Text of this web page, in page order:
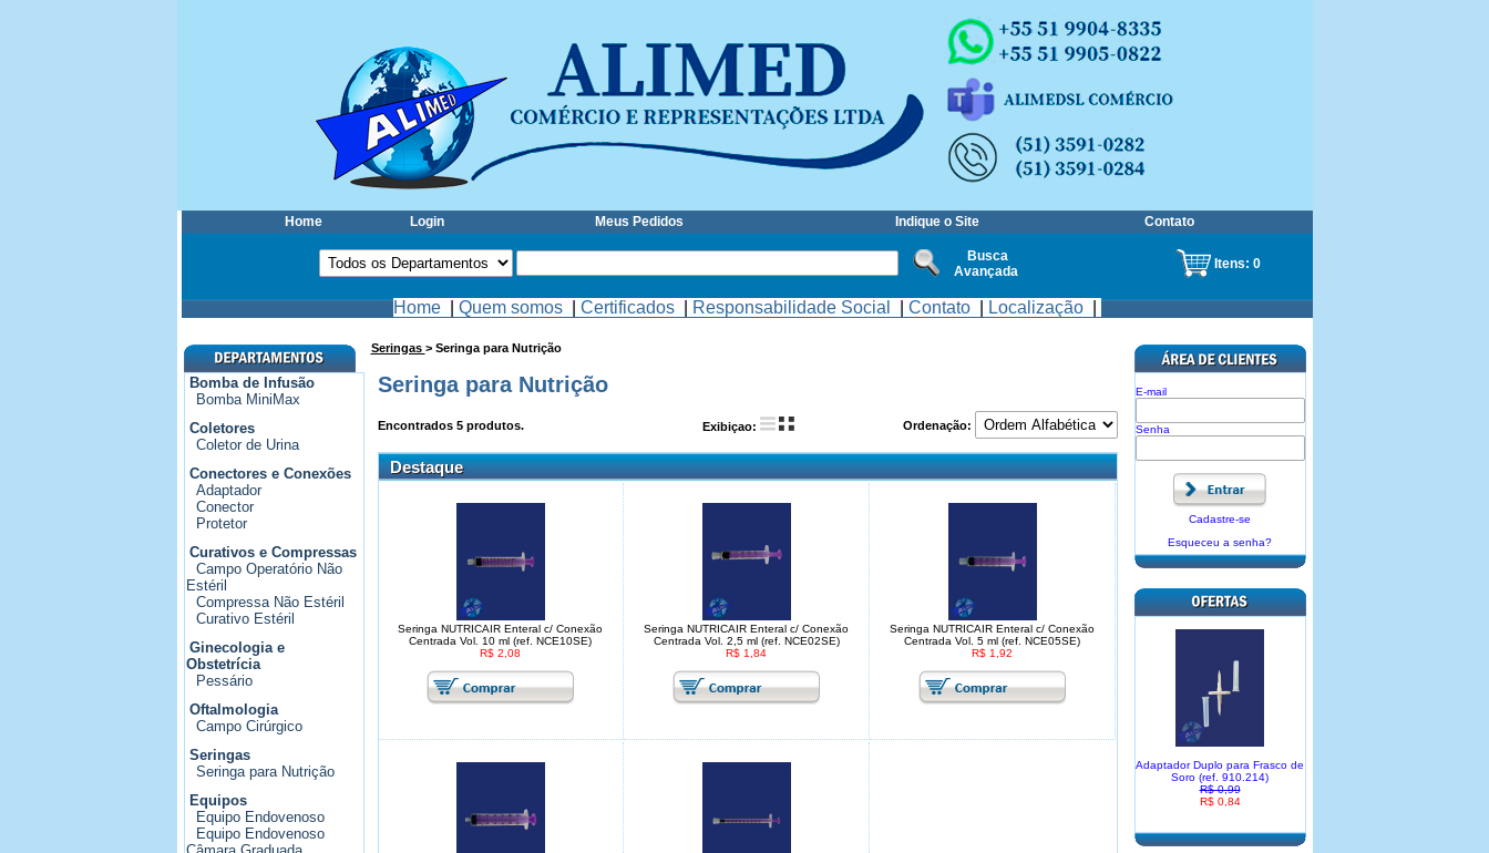
Home Login Meus Pedidos Indique o Site Contato
Busca
Avançada
Itens: 0
Home| Quem somos| Certificados| Responsabilidade Social Contato| Localização|
Bomba de Infusão
Bomba MiniMax
Coletores
Coletor de Urina
Conectores e Conexões
Adaptador
Conector
Protetor
Curativos e Compressas
Campo Operatório Não
Estéril
Compressa Não Estéril
Curativo Estéril
Ginecologia e
Obstetrícia
Pessário
Oftalmologia
Campo Cirúrgico
Seringas
Seringa para Nutrição
Equipos
Equipo Endovenoso
Equipo Endovenoso
Seringas > Seringa para Nutrição
Seringa para Nutrição
Encontrados 5produtos. Exibiçao: Ordenação:
Destaque
Seringa NUTRICAIR Enteral c/ Conexão
Centrada Vol. 10 ml (ref. NCE10SE)
R$ 2,08
Seringa NUTRICAIR Enteral c/ Conexão
Centrada Vol. 2,5 ml (ref. NCE02SE)
R$ 1,84
Seringa NUTRICAIR Enteral c/ Conexão
Centrada Vol. 5 ml (ref. NCE05SE)
R$ 1,92
E-mail
Senha
Cadastre-se
Esqueceu a senha?
Adaptador Duplo para Frasco de
Soro (ref. 910.214)
R$ 0,99
R$ 0,84